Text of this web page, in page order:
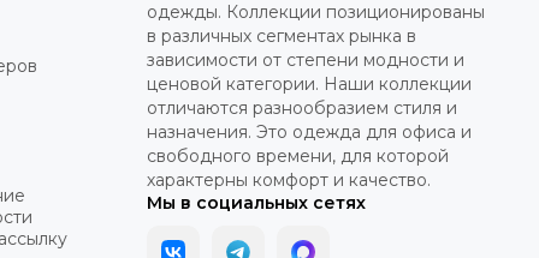
одежды. Коллекции позиционированы
в различных сегментах рынка в
зависимости от степени модности и
ценовой категории. Наши коллекции
отличаются разнообразием стиля и
назначения. Это одежда для офиса и
свободного времени, для которой
характерны комфорт и качество.
Мы в социальных сетях